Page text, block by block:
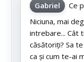
Gabriel
Ce
Niciuna, mai
intrebare... Cât
căsătoriți? Sa
ca și cum te-ai